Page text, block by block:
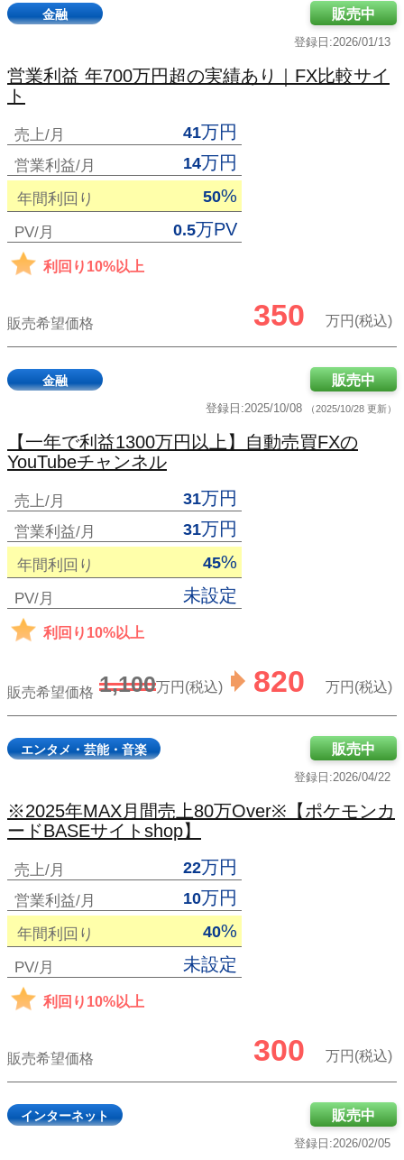
金融
登録日:2026/01/13
販売中
営業利益 年700万円超の実績あり｜FX比較サイ
ト
売上/月 41万円
営業利益/月 14万円
年間利回り 50%
PV/月 0.5万PV
利回り10%以上
販売希望価格 350 万円(税込)
金融
登録日:2025/10/08 （2025/10/28 更新）
販売中
【一年で利益1300万円以上】自動売買FXの
YouTubeチャンネル
売上/月 31万円
営業利益/月 31万円
年間利回り 45%
PV/月 未設定
利回り10%以上
販売希望価格 1,100万円(税込) 820 万円(税込)
エンタメ・芸能・音楽
登録日:2026/04/22
販売中
※2025年MAX月間売上80万Over※【ポケモンカ
ードBASEサイトshop】
売上/月 22万円
営業利益/月 10万円
年間利回り 40%
PV/月 未設定
利回り10%以上
販売希望価格 300 万円(税込)
インターネット
登録日:2026/02/05
販売中